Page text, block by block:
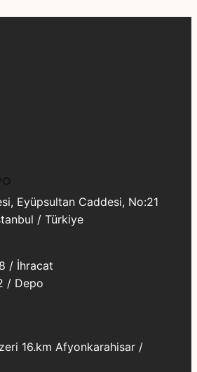
Eyüpsultan Caddesi, No:21
/ Türkiye
/ İhracat
/ Depo
16.km Afyonkarahisar /